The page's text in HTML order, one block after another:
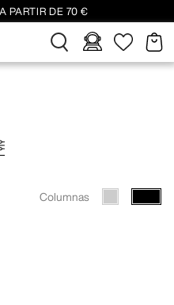
A PARTIR DE 70 €
Columnas